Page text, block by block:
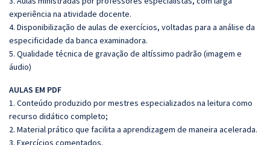
experiência na atividade docente.
4. Disponibilização de aulas de exercícios, voltadas para a análise da
especificidade da banca examinadora.
5. Qualidade técnica de gravação de altíssimo padrão (imagem e
áudio)
AULAS EM PDF
1. Conteúdo produzido por mestres especializados na leitura como
recurso didático completo;
2. Material prático que facilita a aprendizagem de maneira acelerada.
3. Exercícios comentados.